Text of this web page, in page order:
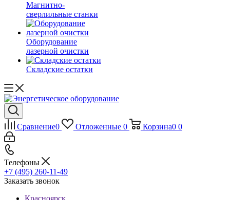
Магнитно-
сверлильные станки
Оборудование
лазерной очистки
Складские остатки
Сравнение0 Отложенные 0 Корзина0 0
Телефоны
+7 (495) 260-11-49
Заказать звонок
Красноярск